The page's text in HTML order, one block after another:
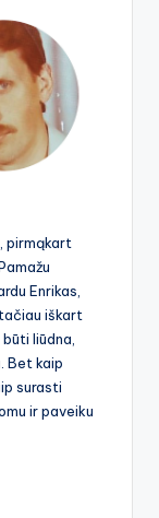
pirmąkart
Enrikas,
iškart
liūdna,
Bet kaip
surasti
ir paveiku